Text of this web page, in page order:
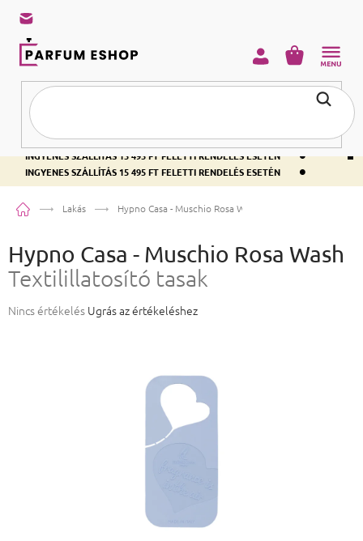
INGYENES SZÁLLÍTÁS 15 495 FT FELETTI RENDELÉS ESETÉN •
INGYENES SZÁLLÍTÁS 15 495 FT FELETTI RENDELÉS ESETÉN •
INGYENES SZÁLLÍTÁS 15 495 FT FELETTI RENDELÉS ESETÉN •
KOSÁR
KezdőlapLakás Hypno Casa - Muschio Rosa Wash
Hypno Casa - Muschio Rosa Wash
Textilillatosító tasak
A termék átlagos értékelése 5-ből 0,0 csillag.
Nincs értékelés Ugrás az értékeléshez